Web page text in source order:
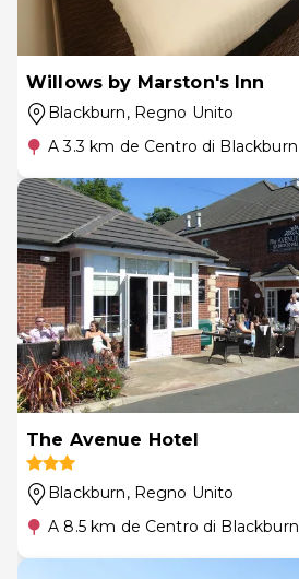
Willows by Marston's Inn
Blackburn, Regno Unito
A 3.3 km de Centro di Blackburn
The Avenue Hotel
Blackburn, Regno Unito
A 8.5 km de Centro di Blackburn